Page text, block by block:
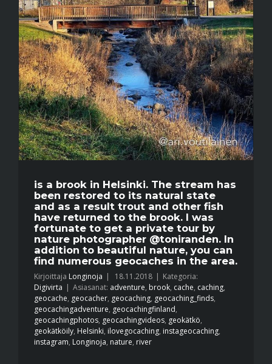
is a brook in Helsinki. The stream has
been restored to its natural state
and as a result trout and other fish
have returned to the brook. I was
fortunate to get a private tour by
nature photographer @toniranden. In
addition to beautiful nature, you can
find numerous geocaches in the area.
Kirjoittaja Longinoja 18.11.2018
Kategoria:
Digivirta
Asiasanat: adventure, brook, cache, caching,
geocache, geocacher, geocaching, geocaching_finds,
geocachingadventure, geocachingfinland,
geocachingphotos, geocachingvideos, geokätkö,
geokätköily, Helsinki, ilovegocaching, instageocaching,
instagram, Longinoja, nature, river